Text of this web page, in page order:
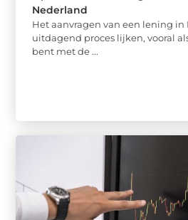
Nederland
Het aanvragen van een lening
uitdagend proces lijken, vooral
bent met de ...